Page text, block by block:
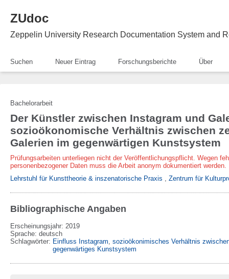
ZUdoc
Zeppelin University Research Documentation System and
Suchen Neuer Eintrag Forschungsberichte Über
Bachelorarbeit
Der Künstler zwischen Instagram und
sozioökonomische Verhältnis zwischen
Galerien im gegenwärtigen Kunstsystem
Prüfungsarbeiten unterliegen nicht der Veröffentlichungspflicht. Wegen
personenbezogener Daten muss die Arbeit anonym dokumentiert werden.
Lehrstuhl für Kunsttheorie & inszenatorische Praxis , Zentrum für
Bibliographische Angaben
Erscheinungsjahr: 2019
Sprache: deutsch
Schlagwörter: Einfluss Instagram, sozioökonimisches Verhältnis
gegenwärtiges Kunstsystem